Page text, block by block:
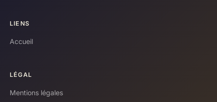
LIENS
Accueil
LÉGAL
Mentions légales